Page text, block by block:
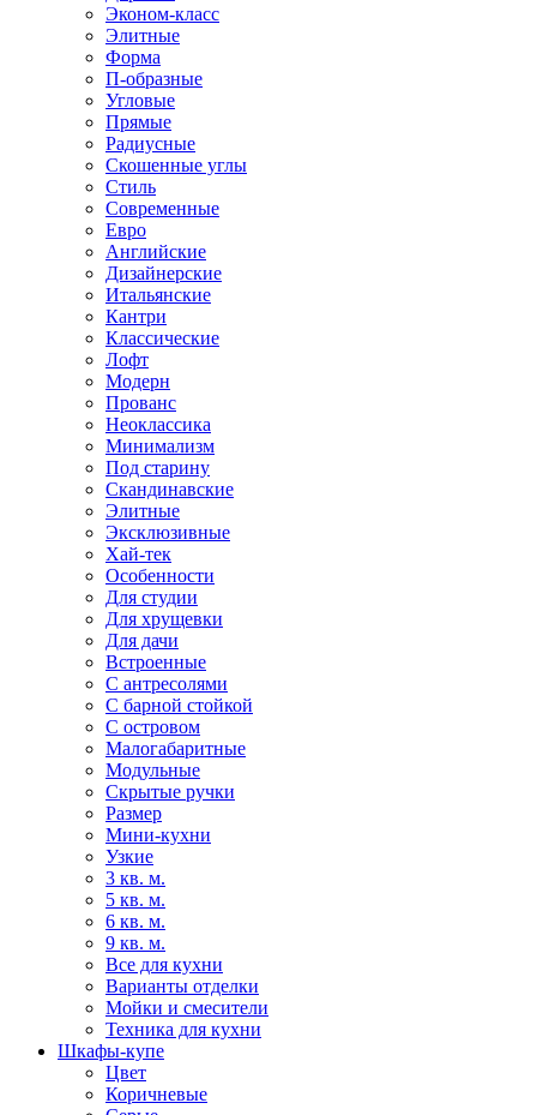
Эконом-класс
Элитные
Форма
П-образные
Угловые
Прямые
Радиусные
Скошенные углы
Стиль
Современные
Евро
Английские
Дизайнерские
Итальянские
Кантри
Классические
Лофт
Модерн
Прованс
Неоклассика
Минимализм
Под старину
Скандинавские
Элитные
Эксклюзивные
Хай-тек
Особенности
Для студии
Для хрущевки
Для дачи
Встроенные
С антресолями
С барной стойкой
С островом
Малогабаритные
Модульные
Скрытые ручки
Размер
Мини-кухни
Узкие
3 кв. м.
5 кв. м.
6 кв. м.
9 кв. м.
Все для кухни
Варианты отделки
Мойки и смесители
Техника для кухни
Шкафы-купе
Цвет
Коричневые